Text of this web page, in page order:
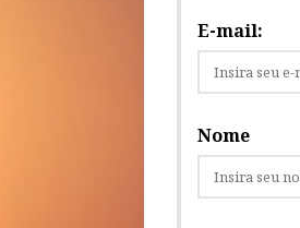
E-mail:
Nome